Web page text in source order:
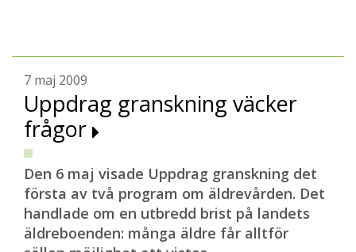
7 maj 2009
Uppdrag granskning väcker
frågor
Den 6 maj visade Uppdrag granskning det
första av två program om äldrevården. Det
handlade om en utbredd brist på landets
äldreboenden: många äldre får alltför